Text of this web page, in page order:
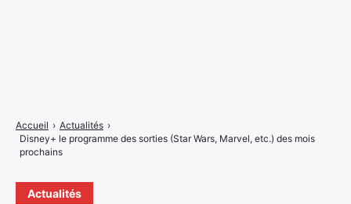
Actualités
Accueil › Actualités ›
Disney+ le programme des sorties (Star Wars, Marvel, etc.) des mois
prochains